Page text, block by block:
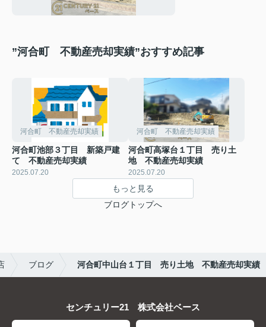
”河合町 不動産売却実績”おすすめ記事
河合町 不動産売却実績
河合町池部３丁目 新築戸建
て 不動産売却実績
2025.07.20
河合町 不動産売却実績
河合町高塚台１丁目 売り土
地 不動産売却実績
2025.07.20
もっと見る
ブログトップへ
ブログ 河合町中山台１丁目 売り土地 不動産売却実績
センチュリー21 株式会社ベース